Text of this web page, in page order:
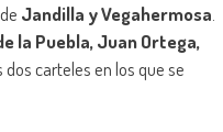
Jandilla y Vegahermosa
la Puebla, Juan Ortega,
carteles en los que se